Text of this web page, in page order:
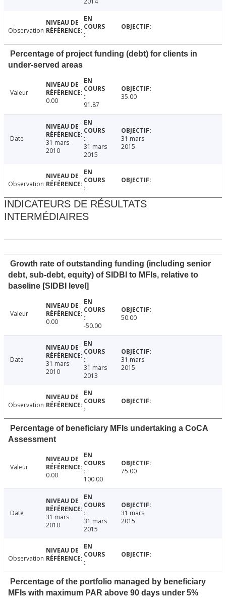
Observation
Percentage of project funding (debt) for clients in
under-served areas
Valeur
0.00
91.87
35.00
Date
31 mars
2010
31 mars
2015
31 mars
2015
Observation
INDICATEURS DE RÉSULTATS
INTERMÉDIAIRES
Growth rate of outstanding funding (including senior
debt, sub-debt, equity) of SIDBI to MFIs, relative to
baseline [SIDBI level]
Valeur
0.00
-50.00
50.00
Date
31 mars
2010
31 mars
2013
31 mars
2015
Observation
Percentage of beneficiary MFIs undertaking a CoCA
Assessment
Valeur
0.00
100.00
75.00
Date
31 mars
2010
31 mars
2015
31 mars
2015
Observation
Percentage of the portfolio managed by beneficiary
MFIs with maximum PAR above 90 days under 5%